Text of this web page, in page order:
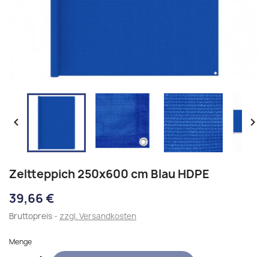
 
Zeltteppich 250x600 cm Blau HDPE
39,66 €
Bruttopreis zzgl. Versandkosten
Menge